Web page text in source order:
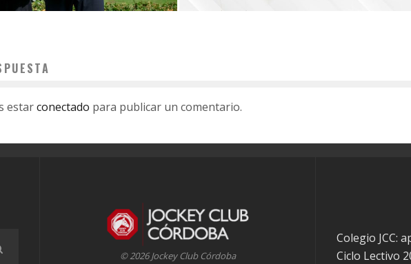
estarconectado para publicar un comentario.
© 2026 Jockey Club Córdoba
Colegio JCC:
Ciclo Lectivo